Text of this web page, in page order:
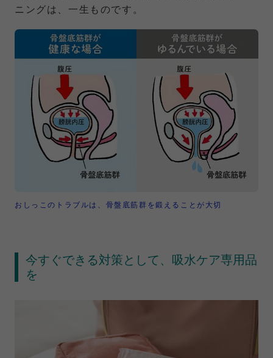
ニングは、一生ものです。
おしっこのトラブルは、骨盤底筋群を鍛えることが大切
今すぐできる対策として、吸水ケア専用品
を